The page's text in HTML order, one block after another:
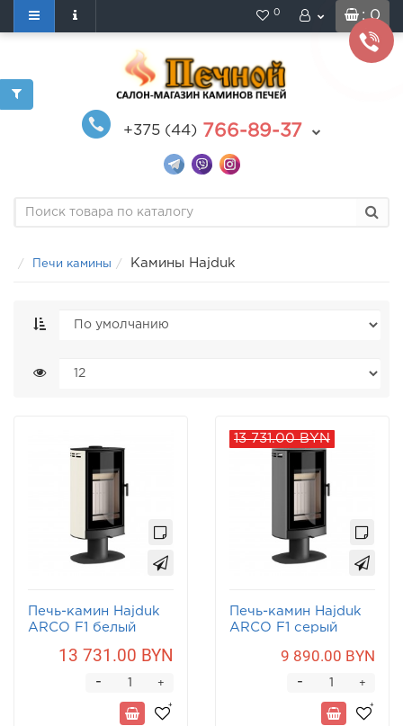
: 0
0
+375 (44) 766-89-37
Печи камины Камины Hajduk
Печь-камин Hajduk
ARCO F1 белый
13 731.00 BYN
+
-
13 731.00 BYN
Печь-камин Hajduk
ARCO F1 серый
9 890.00 BYN
+
-